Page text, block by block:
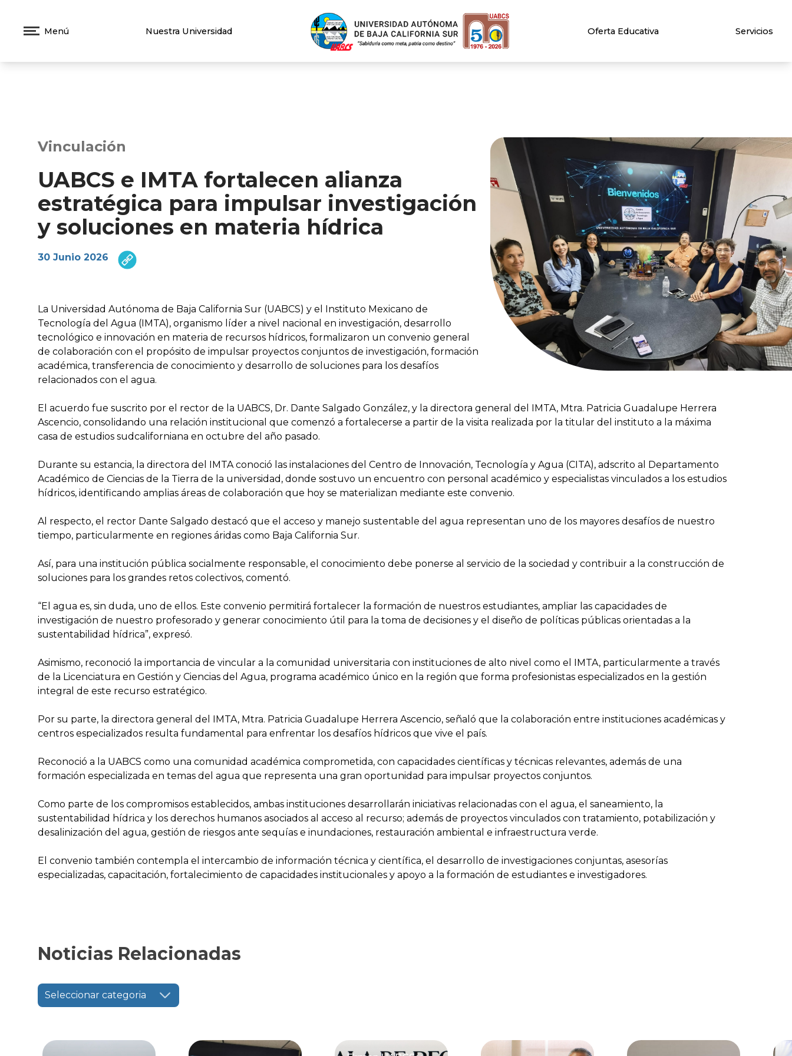
Menú Nuestra Universidad Oferta Educativa Servicios
Vinculación
UABCS e IMTA fortalecen alianza
estratégica para impulsar investigación
y soluciones en materia hídrica
30 Junio 2026
La Universidad Autónoma de Baja California Sur (UABCS) y el Instituto Mexicano de
Tecnología del Agua (IMTA), organismo líder a nivel nacional en investigación, desarrollo
tecnológico e innovación en materia de recursos hídricos, formalizaron un convenio general
de colaboración con el propósito de impulsar proyectos conjuntos de investigación, formación
académica, transferencia de conocimiento y desarrollo de soluciones para los desafíos
relacionados con el agua.
El acuerdo fue suscrito por el rector de la UABCS, Dr. Dante Salgado González, y la directora general del IMTA, Mtra. Patricia Guadalupe Herrera
Ascencio, consolidando una relación institucional que comenzó a fortalecerse a partir de la visita realizada por la titular del instituto a la máxima
casa de estudios sudcaliforniana en octubre del año pasado.
Durante su estancia, la directora del IMTA conoció las instalaciones del Centro de Innovación, Tecnología y Agua (CITA), adscrito al Departamento
Académico de Ciencias de la Tierra de la universidad, donde sostuvo un encuentro con personal académico y especialistas vinculados a los estudios
hídricos, identificando amplias áreas de colaboración que hoy se materializan mediante este convenio.
Al respecto, el rector Dante Salgado destacó que el acceso y manejo sustentable del agua representan uno de los mayores desafíos de nuestro
tiempo, particularmente en regiones áridas como Baja California Sur.
Así, para una institución pública socialmente responsable, el conocimiento debe ponerse al servicio de la sociedad y contribuir a la construcción de
soluciones para los grandes retos colectivos, comentó.
“El agua es, sin duda, uno de ellos. Este convenio permitirá fortalecer la formación de nuestros estudiantes, ampliar las capacidades de
investigación de nuestro profesorado y generar conocimiento útil para la toma de decisiones y el diseño de políticas públicas orientadas a la
sustentabilidad hídrica”, expresó.
Asimismo, reconoció la importancia de vincular a la comunidad universitaria con instituciones de alto nivel como el IMTA, particularmente a través
de la Licenciatura en Gestión y Ciencias del Agua, programa académico único en la región que forma profesionistas especializados en la gestión
integral de este recurso estratégico.
Por su parte, la directora general del IMTA, Mtra. Patricia Guadalupe Herrera Ascencio, señaló que la colaboración entre instituciones académicas y
centros especializados resulta fundamental para enfrentar los desafíos hídricos que vive el país.
Reconoció a la UABCS como una comunidad académica comprometida, con capacidades científicas y técnicas relevantes, además de una
formación especializada en temas del agua que representa una gran oportunidad para impulsar proyectos conjuntos.
Como parte de los compromisos establecidos, ambas instituciones desarrollarán iniciativas relacionadas con el agua, el saneamiento, la
sustentabilidad hídrica y los derechos humanos asociados al acceso al recurso; además de proyectos vinculados con tratamiento, potabilización y
desalinización del agua, gestión de riesgos ante sequías e inundaciones, restauración ambiental e infraestructura verde.
El convenio también contempla el intercambio de información técnica y científica, el desarrollo de investigaciones conjuntas, asesorías
especializadas, capacitación, fortalecimiento de capacidades institucionales y apoyo a la formación de estudiantes e investigadores.
Noticias Relacionadas
Seleccionar categoria